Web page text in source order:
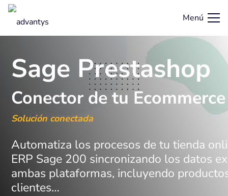
Menú
Sage Prestashop
Conector de tu
Solución conectada
Automatiza los procesos de tu tienda
ERP Sage 200 sincronizando los datos
ambas plataformas, incluyendo
clientes…